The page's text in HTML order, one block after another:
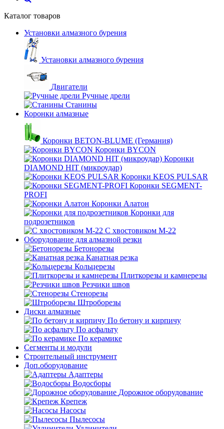
Каталог товаров
Установки алмазного бурения
Установки алмазного бурения
Двигатели
Ручные дрели
Станины
Коронки алмазные
Коронки BETON-BLUME (Германия)
Коронки BYCON
Коронки
DIAMOND HIT (микроудар)
Коронки KEOS PULSAR
Коронки SEGMENT-
PROFI
Коронки Алатон
Коронки для
подрозетников
С хвостовиком М-22
Оборудование для алмазной резки
Бетонорезы
Канатная резка
Кольцерезы
Плиткорезы и камнерезы
Резчики швов
Стенорезы
Штроборезы
Диски алмазные
По бетону и кирпичу
По асфальту
По керамике
Сегменты и модули
Строительный инструмент
Доп.оборудование
Адаптеры
Водосборы
Дорожное оборудование
Крепеж
Насосы
Пылесосы